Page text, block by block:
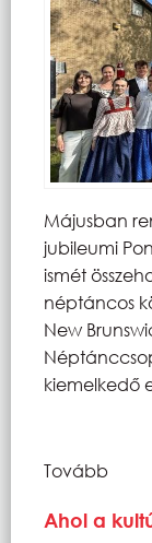
Májusban
jubileumi
ismét
néptáncos
New
kiemelkedő
Tovább
Ahol a